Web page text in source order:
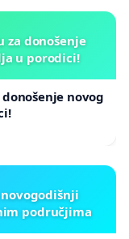
za donošenje
u porodici!
novog
područjima